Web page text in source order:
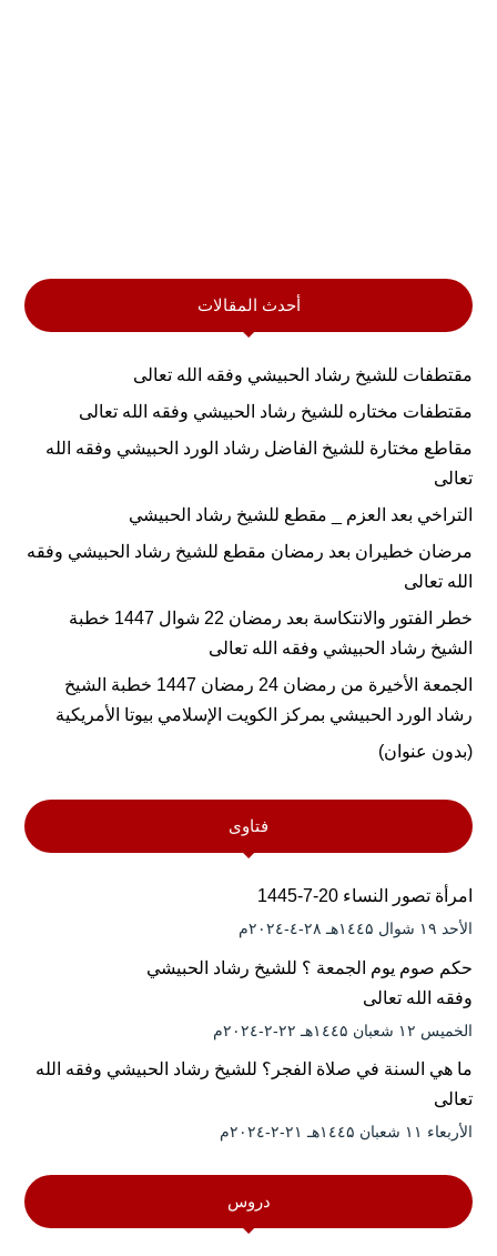
أحدث المقالات
مقتطفات للشيخ رشاد الحبيشي وفقه الله تعالى
مقتطفات مختاره للشيخ رشاد الحبيشي وفقه الله تعالى
مقاطع مختارة للشيخ الفاضل رشاد الورد الحبيشي وفقه الله
تعالى
التراخي بعد العزم _ مقطع للشيخ رشاد الحبيشي
مرضان خطيران بعد رمضان مقطع للشيخ رشاد الحبيشي وفقه
الله تعالى
خطر الفتور والانتكاسة بعد رمضان 22 شوال 1447 خطبة
الشيخ رشاد الحبيشي وفقه الله تعالى
الجمعة الأخيرة من رمضان 24 رمضان 1447 خطبة الشيخ
رشاد الورد الحبيشي بمركز الكويت الإسلامي بيوتا الأمريكية
(بدون عنوان)
فتاوى
امرأة تصور النساء 20-7-1445
الأحد ۱۹ شوال ۱٤٤۵هـ ۲۸-٤-۲۰۲٤م
حكم صوم يوم الجمعة ؟ للشيخ رشاد الحبيشي
وفقه الله تعالى
الخميس ۱۲ شعبان ۱٤٤۵هـ ۲۲-۲-۲۰۲٤م
ما هي السنة في صلاة الفجر؟ للشيخ رشاد الحبيشي وفقه الله
تعالى
الأربعاء ۱۱ شعبان ۱٤٤۵هـ ۲۱-۲-۲۰۲٤م
دروس